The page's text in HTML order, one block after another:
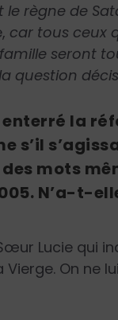
le règne de
car tous ceux
seront
question
la
s’il
mots
N’a-t-
Lucie qui
On ne